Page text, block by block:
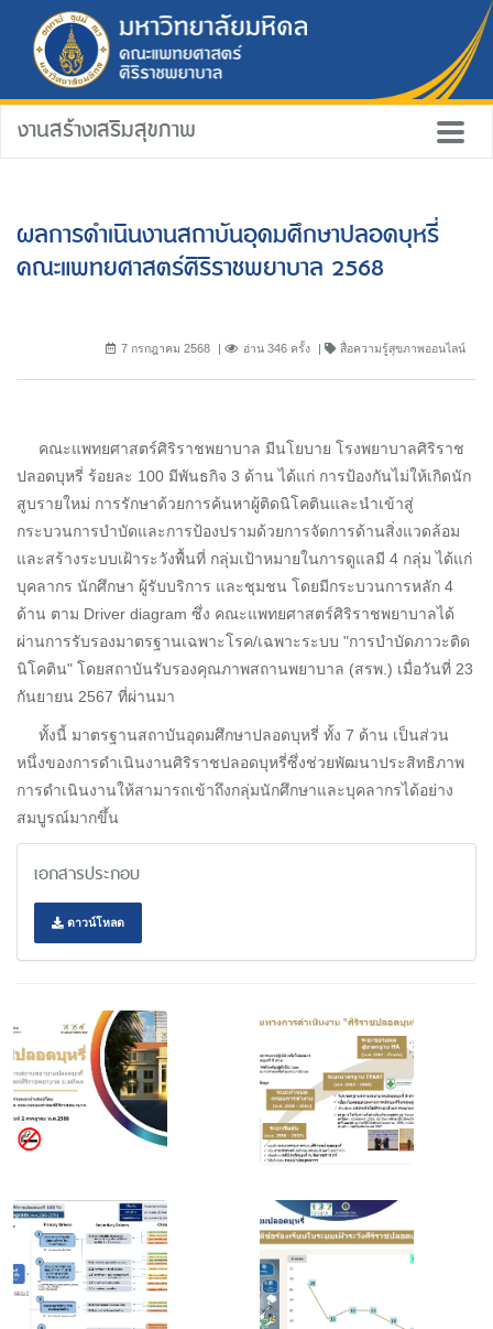
งานสร้างเสริมสุขภาพ
ผลการดำเนินงานสถาบันอุดมศึกษาปลอดบุหรี่
คณะแพทยศาสตร์ศิริราชพยาบาล 2568
7 กรกฎาคม 2568 อ่าน 346 ครั้ง สื่อความรู้สุขภาพออนไลน์
คณะแพทยศาสตร์ศิริราชพยาบาล มีนโยบาย โรงพยาบาลศิริราช
ปลอดบุหรี่ ร้อยละ 100 มีพันธกิจ 3 ด้าน ได้แก่ การป้องกันไม่ให้เกิดนัก
สูบรายใหม่ การรักษาด้วยการค้นหาผู้ติดนิโคตินและนำเข้าสู่
กระบวนการบำบัดและการป้องปรามด้วยการจัดการด้านสิ่งแวดล้อม
และสร้างระบบเฝ้าระวังพื้นที่ กลุ่มเป้าหมายในการดูแลมี 4 กลุ่ม ได้แก่
บุคลากร นักศึกษา ผู้รับบริการ และชุมชน โดยมีกระบวนการหลัก 4
ด้าน ตาม Driver diagram ซึ่ง คณะแพทยศาสตร์ศิริราชพยาบาลได้
ผ่านการรับรองมาตรฐานเฉพาะโรค/เฉพาะระบบ "การบำบัดภาวะติด
นิโคติน" โดยสถาบันรับรองคุณภาพสถานพยาบาล (สรพ.) เมื่อวันที่ 23
กันยายน 2567 ที่ผ่านมา
ทั้งนี้ มาตรฐานสถาบันอุดมศึกษาปลอดบุหรี่ ทั้ง 7 ด้าน เป็นส่วน
หนึ่งของการดำเนินงานศิริราชปลอดบุหรี่ซึ่งช่วยพัฒนาประสิทธิภาพ
การดำเนินงานให้สามารถเข้าถึงกลุ่มนักศึกษาและบุคลากรได้อย่าง
สมบูรณ์มากขึ้น
เอกสารประกอบ
ดาวน์โหลด